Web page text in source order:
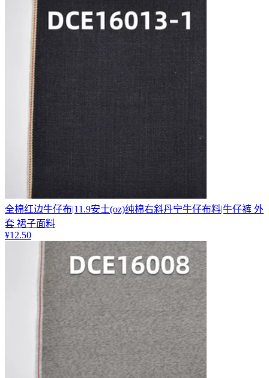
全棉红边牛仔布|11.9安士(oz)纯棉右斜丹宁牛仔布料|牛仔裤 外
套 裙子面料
¥12.50